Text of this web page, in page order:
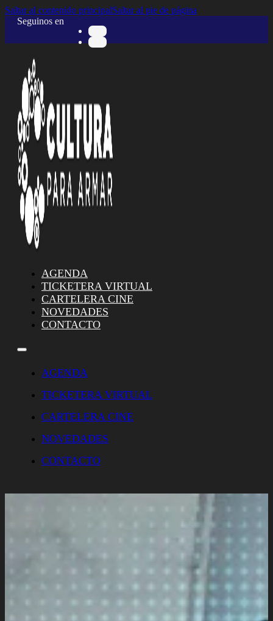
Saltar al contenido principalSaltar al pie de página
Seguinos en
AGENDA
TICKETERA VIRTUAL
CARTELERA CINE
NOVEDADES
CONTACTO
AGENDA
TICKETERA VIRTUAL
CARTELERA CINE
NOVEDADES
CONTACTO